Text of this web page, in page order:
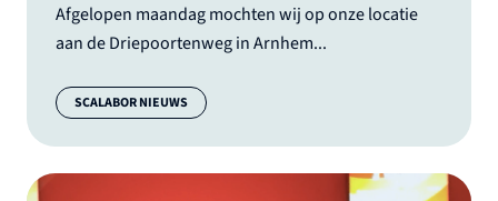
Afgelopen maandag mochten wij op onze locatie
aan de Driepoortenweg in Arnhem...
Categorie:
SCALABOR NIEUWS